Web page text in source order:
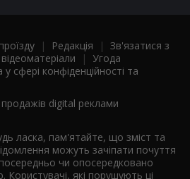
| Редакція | Зв'язатися з
| Угода
у сфері конфіденційності та
продажів digital реклами
ласка, пам'ятайте, що зміст та
можуть зачіпати почуття
чи опосередковано
Користувачі, які порушують ці